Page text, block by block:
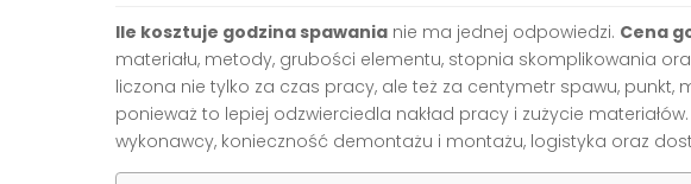
Ile kosztuje godzina spawania nie ma jednej odpowiedzi. Cena
materiału, metody, grubości elementu, stopnia skomplikowania
liczona nie tylko za czas pracy, ale też za centymetr spawu, punkt,
ponieważ to lepiej odzwierciedla nakład pracy i zużycie
wykonawcy, konieczność demontażu i montażu, logistyka oraz